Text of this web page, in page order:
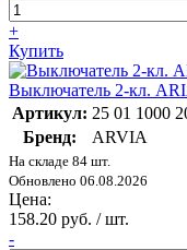
+
Купить
Выключатель 2-кл.
Артикул: 25 01 1000
Бренд:
ARVIA
На складе 84 шт.
Обновлено 06.08.2026
Цена:
158.20 руб. / шт.
-